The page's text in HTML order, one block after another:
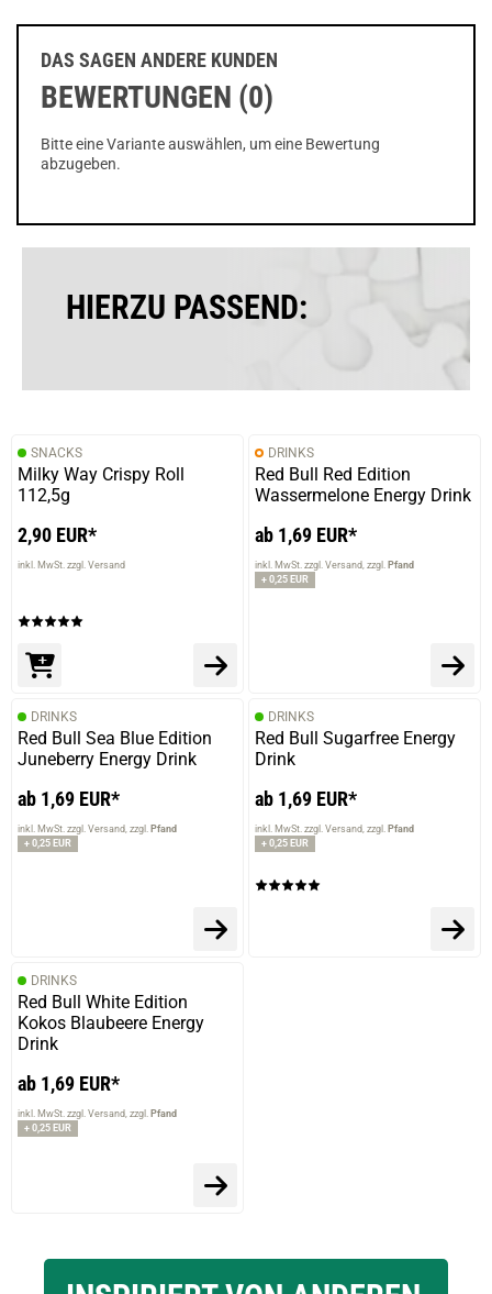
DAS SAGEN ANDERE KUNDEN
BEWERTUNGEN (0)
Bitte eine Variante auswählen, um eine Bewertung
abzugeben.
HIERZU PASSEND:
SNACKS
Milky Way Crispy Roll
112,5g
2,90 EUR*
inkl. MwSt. zzgl. Versand
DRINKS
Red Bull Red Edition
Wassermelone Energy Drink
ab 1,69 EUR*
inkl. MwSt. zzgl. Versand zzgl.
Pfand
+ 0,25 EUR
DRINKS
Red Bull Sea Blue Edition
Juneberry Energy Drink
ab 1,69 EUR*
inkl. MwSt. zzgl. Versand zzgl.
Pfand
+ 0,25 EUR
DRINKS
Red Bull Sugarfree Energy
Drink
ab 1,69 EUR*
inkl. MwSt. zzgl. Versand zzgl.
Pfand
+ 0,25 EUR
DRINKS
Red Bull White Edition
Kokos Blaubeere Energy
Drink
ab 1,69 EUR*
inkl. MwSt. zzgl. Versand zzgl.
Pfand
+ 0,25 EUR